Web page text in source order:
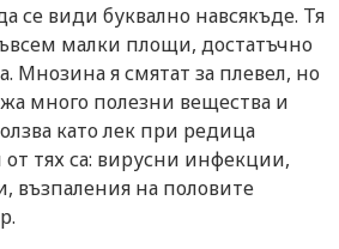
се види буквално навсякъде. Тя
малки площи, достатъчно
Мнозина я смятат за плевел, но
много полезни вещества и
като лек при редица
от тях са: вирусни инфекции,
възпаления на половите